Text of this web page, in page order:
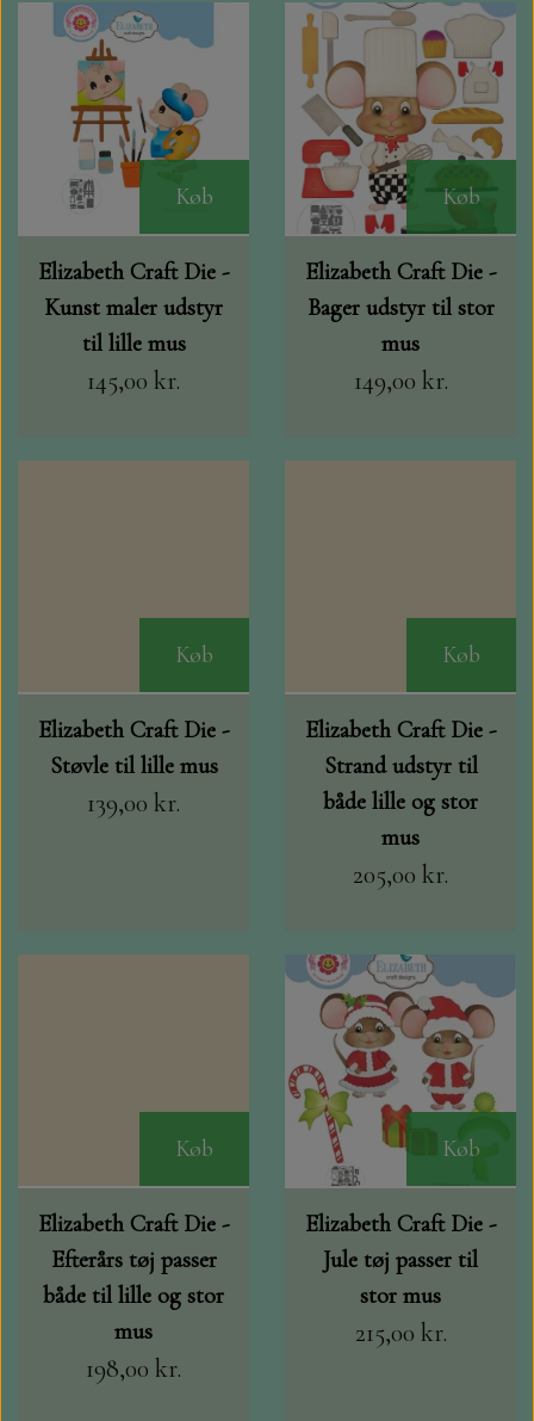
Køb
Elizabeth Craft Die -
Kunst maler udstyr
til lille mus
145,00 kr.
Køb
Elizabeth Craft Die -
Bager udstyr til stor
mus
149,00 kr.
Køb
Elizabeth Craft Die -
Støvle til lille mus
139,00 kr.
Køb
Elizabeth Craft Die -
Strand udstyr til
både lille og stor
mus
205,00 kr.
Køb
Elizabeth Craft Die -
Efterårs tøj passer
både til lille og stor
mus
198,00 kr.
Køb
Elizabeth Craft Die -
Jule tøj passer til
stor mus
215,00 kr.